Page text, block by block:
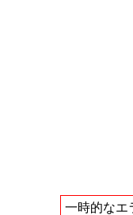
一時的なエ